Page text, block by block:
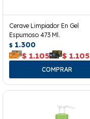
Cerave Limpiador En Gel
Espumoso 473 Ml.
$ 1.300
$ 1.105 $ 1.105